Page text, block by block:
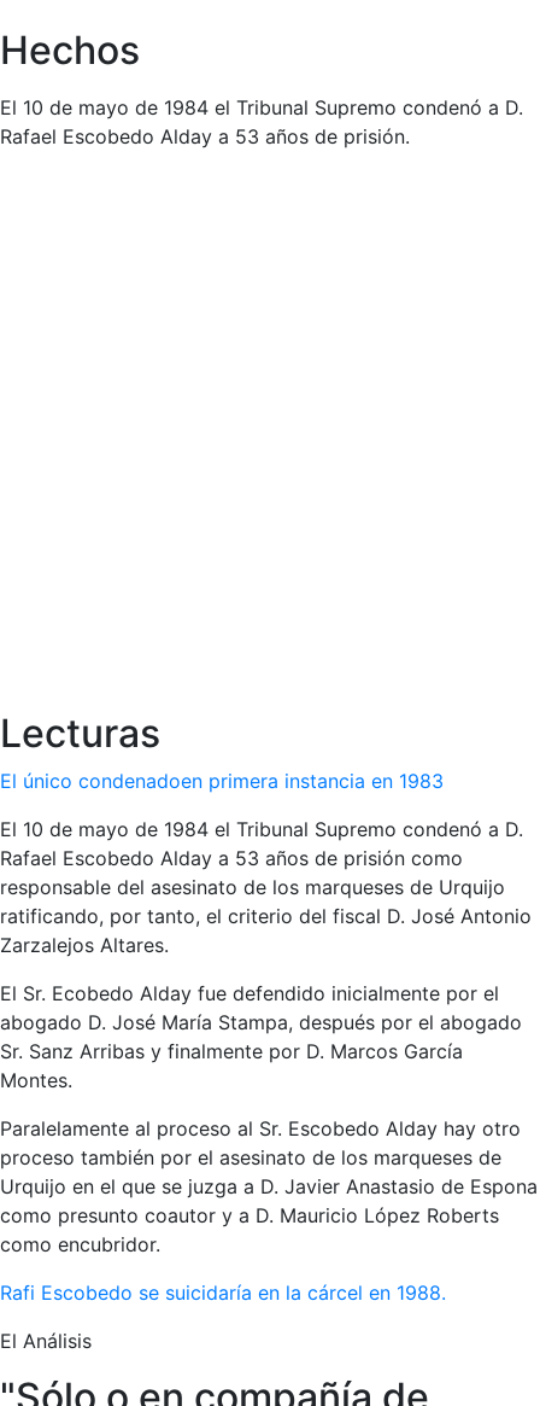
Hechos
El 10 de mayo de 1984 el Tribunal Supremo condenó a D.
Rafael Escobedo Alday a 53 años de prisión.
Lecturas
El único condenadoen primera instancia en 1983
El 10 de mayo de 1984 el Tribunal Supremo condenó a D.
Rafael Escobedo Alday a 53 años de prisión como
responsable del asesinato de los marqueses de Urquijo
ratificando, por tanto, el criterio del fiscal D. José Antonio
Zarzalejos Altares.
El Sr. Ecobedo Alday fue defendido inicialmente por el
abogado D. José María Stampa, después por el abogado
Sr. Sanz Arribas y finalmente por D. Marcos García
Montes.
Paralelamente al proceso al Sr. Escobedo Alday hay otro
proceso también por el asesinato de los marqueses de
Urquijo en el que se juzga a D. Javier Anastasio de Espona
como presunto coautor y a D. Mauricio López Roberts
como encubridor.
Rafi Escobedo se suicidaría en la cárcel en 1988.
El Análisis